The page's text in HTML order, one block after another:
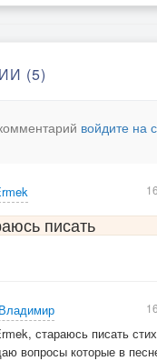
(5)
войдите на
писать
стараюсь писать
вопросы которые в